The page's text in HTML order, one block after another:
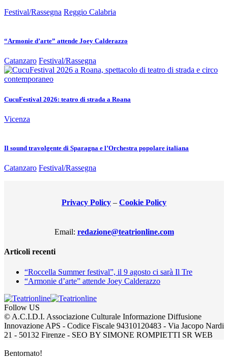
Festival/Rassegna Reggio Calabria
“Armonie d’arte” attende Joey Calderazzo
Catanzaro Festival/Rassegna
CucuFestival 2026: teatro di strada a Roana
Vicenza
Il sound travolgente di Sparagna e l’Orchestra popolare italiana
Catanzaro Festival/Rassegna
Privacy Policy – Cookie Policy
Email: redazione@teatrionline.com
Articoli recenti
“Roccella Summer festival”, il 9 agosto ci sarà Il Tre
“Armonie d’arte” attende Joey Calderazzo
Follow US
© A.C.I.D.I. Associazione Culturale Informazione Diffusione
Innovazione APS - Codice Fiscale 94310120483 - Via Jacopo Nardi
21 - 50132 Firenze - SEO BY SIMONE ROMPIETTI SR WEB
Bentornato!